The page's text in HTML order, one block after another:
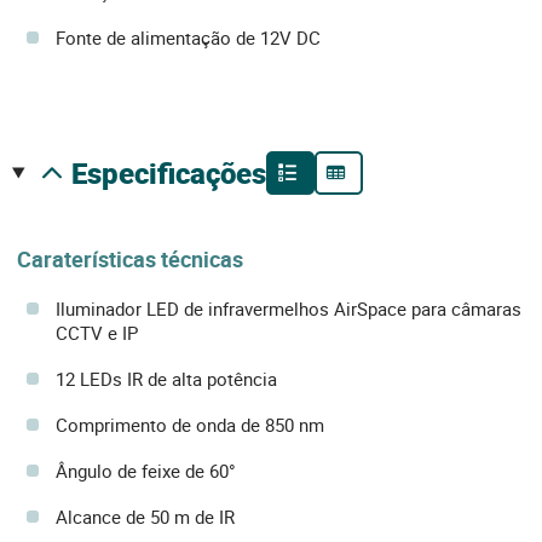
Fonte de alimentação de 12V DC
especificações
Caraterísticas técnicas
Iluminador LED de infravermelhos AirSpace para câmaras
CCTV e IP
12 LEDs IR de alta potência
Comprimento de onda de 850 nm
Ângulo de feixe de 60°
Alcance de 50 m de IR